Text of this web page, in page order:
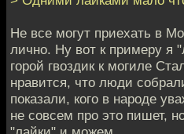
Не все могут приехать в
лично. Ну вот к примеру я
горой гвоздик к могиле
нравится, что люди
показали, кого в народе
не совсем про это пишет,